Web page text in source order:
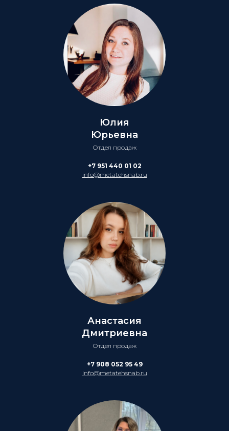
Юлия
Юрьевна
Отдел продаж
+7 951 440 01 02
info@metatehsnab.ru
Анастасия
Дмитриевна
Отдел продаж
+7 908 052 95 49
info@metatehsnab.ru